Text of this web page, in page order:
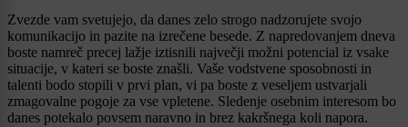
Zvezde vam svetujejo, da danes zelo strogo nadzorujete svojo
komunikacijo in pazite na izrečene besede. Z napredovanjem dneva
boste namreč precej lažje iztisnili največji možni potencial iz vsake
situacije, v kateri se boste znašli. Vaše vodstvene sposobnosti in
talenti bodo stopili v prvi plan, vi pa boste z veseljem ustvarjali
zmagovalne pogoje za vse vpletene. Sledenje osebnim interesom bo
danes potekalo povsem naravno in brez kakršnega koli napora.